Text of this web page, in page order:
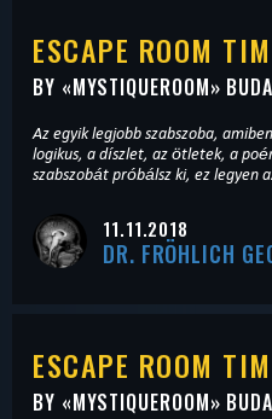
ESCAPE ROOM
BY «MYSTIQUEROOM»
Az egyik legjobb szabszoba,
logikus, a díszlet, az ötletek, a
szabszobát próbálsz ki, ez legyen
11.11.2018
DR. FRÖHLICH
ESCAPE ROOM
BY «MYSTIQUEROOM»